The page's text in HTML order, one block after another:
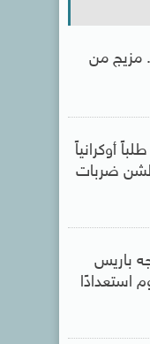
مزيج من
أوكرانياً
لشن ضربات
باريس
استعدادًا